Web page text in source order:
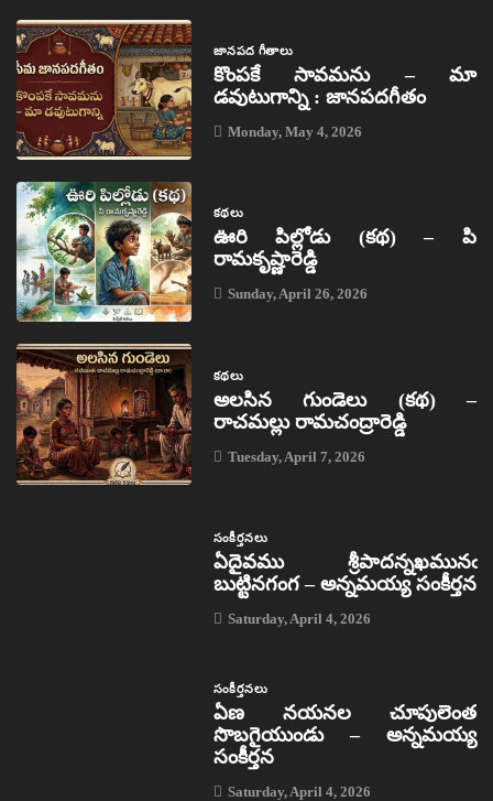
జానపద గీతాలు
కొంపకే సావమను – మా
డవుటుగాన్ని : జానపదగీతం
Monday, May 4, 2026
కథలు
ఊరి పిల్లోడు (కథ) – పి
రామకృష్ణారెడ్డి
Sunday, April 26, 2026
కథలు
అలసిన గుండెలు (కథ) –
రాచమల్లు రామచంద్రారెడ్డి
Tuesday, April 7, 2026
సంకీర్తనలు
ఏదైవము శ్రీపాదన్నఖమునఁ
బుట్టినగంగ – అన్నమయ్య సంకీర్తన
Saturday, April 4, 2026
సంకీర్తనలు
ఏణ నయనల చూపులెంత
సొబగైయుండు – అన్నమయ్య
సంకీర్తన
Saturday, April 4, 2026